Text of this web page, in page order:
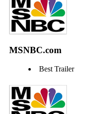
MSNBC.com
Best Trailer